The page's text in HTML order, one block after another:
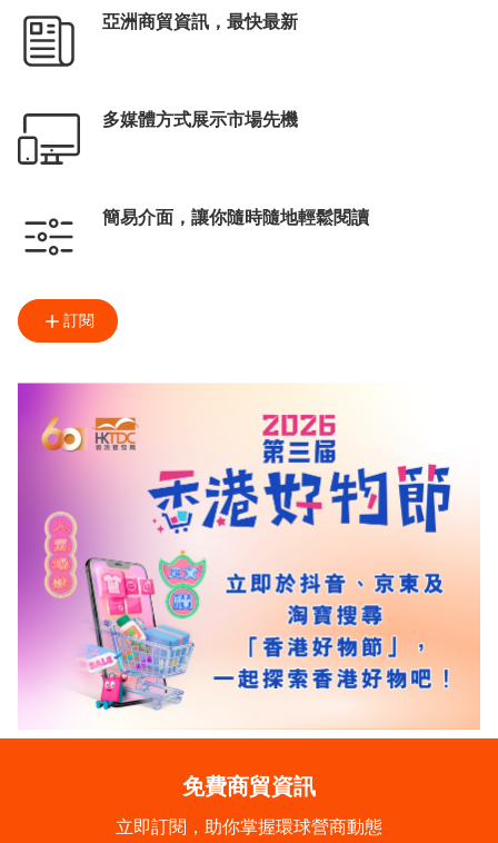
亞洲商貿資訊，最快最新
多媒體方式展示市場先機
簡易介面，讓你隨時隨地輕鬆閱讀
訂閱
免費商貿資訊
立即訂閱，助你掌握環球營商動態